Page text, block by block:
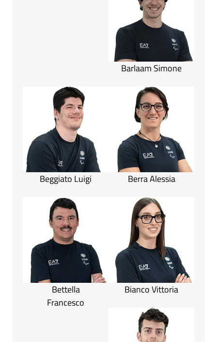
Barlaam Simone
Beggiato Luigi Berra Alessia
Bettella
Francesco
Bianco Vittoria